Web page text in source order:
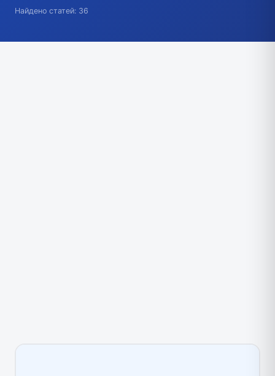
Найдено статей: 36